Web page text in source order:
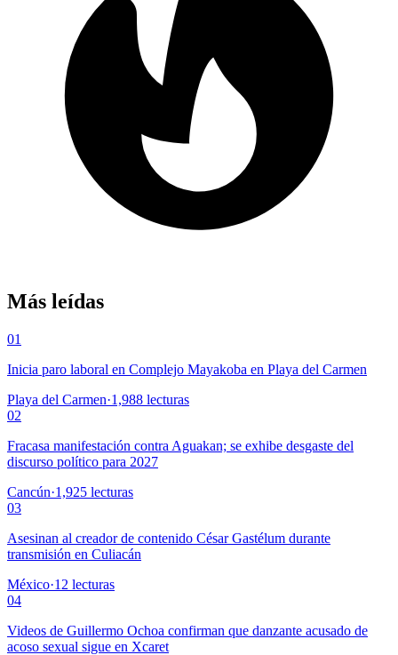
Más leídas
01
Inicia paro laboral en Complejo Mayakoba en Playa del Carmen
Playa del Carmen·1,988 lecturas
02
Fracasa manifestación contra Aguakan; se exhibe desgaste del
discurso político para 2027
Cancún·1,925 lecturas
03
Asesinan al creador de contenido César Gastélum durante
transmisión en Culiacán
México·12 lecturas
04
Videos de Guillermo Ochoa confirman que danzante acusado de
acoso sexual sigue en Xcaret